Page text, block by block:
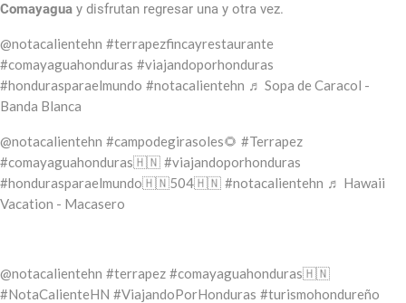
Comayagua y disfrutan regresar una y otra vez.
@notacalientehn #terrapezfincayrestaurante
#comayaguahonduras #viajandoporhonduras
#hondurasparaelmundo #notacalientehn ♬ Sopa de Caracol -
Banda Blanca
@notacalientehn #campodegirasoles🌻 #Terrapez
#comayaguahonduras🇭🇳 #viajandoporhonduras
#hondurasparaelmundo🇭🇳504🇭🇳 #notacalientehn ♬ Hawaii
Vacation - Macasero
@notacalientehn #terrapez #comayaguahonduras🇭🇳
#NotaCalienteHN #ViajandoPorHonduras #turismohondureño